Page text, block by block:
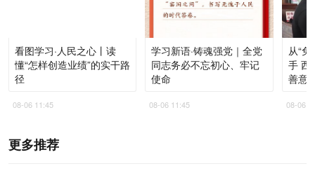
看图学习·人民之心丨读
懂“怎样创造业绩”的实干路
径
08-06 11:45
学习新语·铸魂强党｜全党
同志务必不忘初心、牢记
使命
08-06 11:45
从“
手 西安这家米皮店不大，
善意
08-06
更多推荐